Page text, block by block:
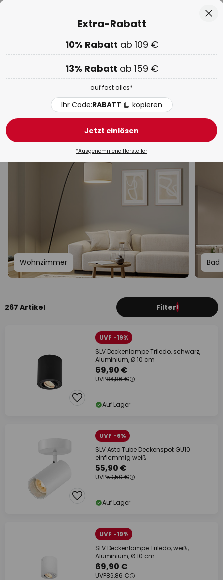
Nur
01D 11H 34M 31S
EXTRA 10% ab 109 € & 13% ab 159 €auf fast alles
Code:RABATT kopieren
WOW Week:Bis zu -70%
Innenleuchten
Wandleuchten
Wohnzimmer Bad
267 Artikel Filter1
UVP -19%
SLV Deckenlampe Triledo, schwarz,
Aluminium, Ø 10 cm
69,90 €
UVP86,86 €
Auf Lager
UVP -6%
SLV Asto Tube Deckenspot GU10
einflammig weiß
55,90 €
UVP59,50 €
Auf Lager
UVP -19%
SLV Deckenlampe Triledo, weiß,
Aluminium, Ø 10 cm
69,90 €
UVP86,86 €
Extra-Rabatt
10% Rabatt ab 109 €
13% Rabatt ab 159 €
auf fast alles*
Ihr Code:RABATT kopieren
Jetzt einlösen
*Ausgenommene Hersteller